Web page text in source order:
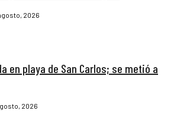
2026
en playa de San Carlos; se metió a
2026